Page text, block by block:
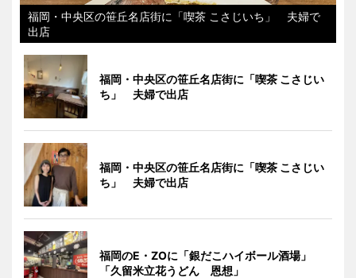
福岡・中央区の笹丘名店街に「喫茶 こさじいち」 夫婦で
出店
福岡・中央区の笹丘名店街に「喫茶 こさじい
ち」 夫婦で出店
福岡・中央区の笹丘名店街に「喫茶 こさじい
ち」 夫婦で出店
福岡のE・ZOに「銀だこハイボール酒場」
「久留米立花うどん 恩想」